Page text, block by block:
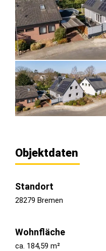
Objektdaten
Standort
28279 Bremen
Wohnfläche
ca. 184,59 m²